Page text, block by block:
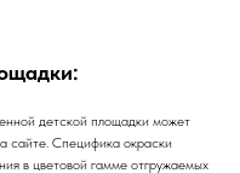
детской площадки может
сайте. Специфика окраски
в цветовой гамме отгружаемых